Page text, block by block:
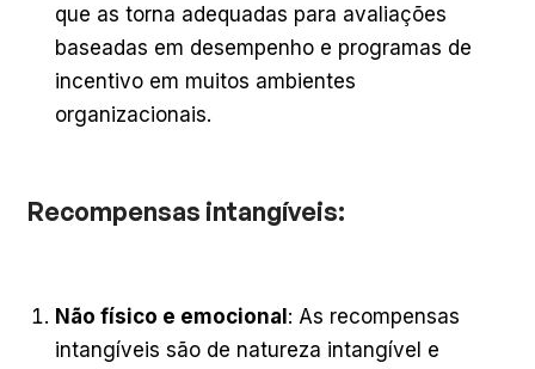
que as torna adequadas para avaliações
baseadas em desempenho e programas de
incentivo em muitos ambientes
organizacionais.
Recompensas intangíveis:
Não físico e emocional: As recompensas
intangíveis são de natureza intangível e